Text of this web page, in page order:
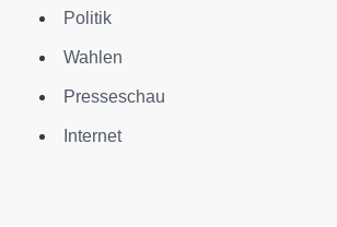
Politik
Wahlen
Presseschau
Internet